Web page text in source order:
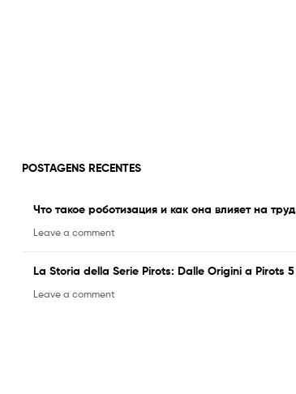
POSTAGENS RECENTES
Что такое роботизация и как она влияет на труд
Leave a comment
La Storia della Serie Pirots: Dalle Origini a Pirots 5
Leave a comment